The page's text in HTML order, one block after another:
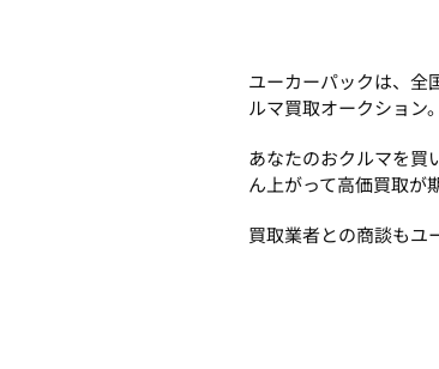
ユーカーパックは、全
ルマ買取オークション。
あなたのおクルマを買
ん上がって高価買取が
買取業者との商談もユ